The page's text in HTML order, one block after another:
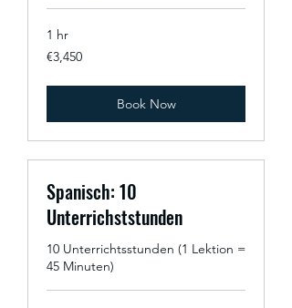
1 hr
3,450
euros
€3,450
Book Now
Spanisch: 10
Unterrichststunden
10 Unterrichtsstunden (1 Lektion =
45 Minuten)